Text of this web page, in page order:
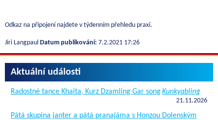
Odkaz na připojení najdete v týdenním přehledu praxí.
Jiri Langpaul Datum publikování: 7.2.2021 17:26
Aktuální události
Radostné tance Khaita, Kurz Dzamling Gar songKunkyabling
21.11.2026
Pátá skupina janter a pátá pranajáma s Honzou Dolenským